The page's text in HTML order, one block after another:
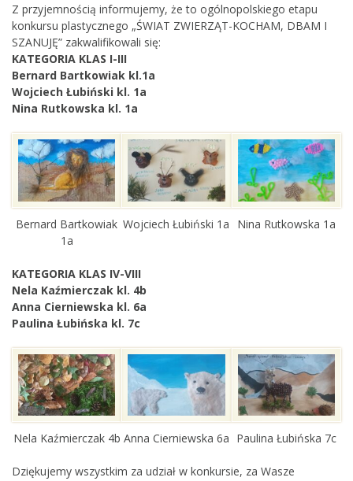
Z przyjemnością informujemy, że to ogólnopolskiego etapu
konkursu plastycznego „ŚWIAT ZWIERZĄT-KOCHAM, DBAM I
SZANUJĘ” zakwalifikowali się:
KATEGORIA KLAS I-III
Bernard Bartkowiak kl.1a
Wojciech Łubiński kl. 1a
Nina Rutkowska kl. 1a
Bernard Bartkowiak
1a
Wojciech Łubiński 1a Nina Rutkowska 1a
KATEGORIA KLAS IV-VIII
Nela Kaźmierczak kl. 4b
Anna Cierniewska kl. 6a
Paulina Łubińska kl. 7c
Nela Kaźmierczak 4b Anna Cierniewska 6a Paulina Łubińska 7c
Dziękujemy wszystkim za udział w konkursie, za Wasze